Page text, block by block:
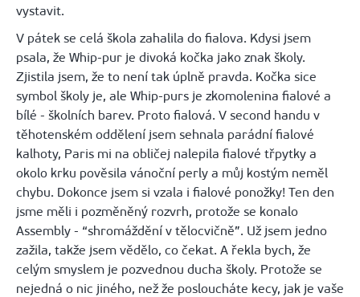
vystavit.
V pátek se celá škola zahalila do fialova. Kdysi jsem
psala, že Whip-pur je divoká kočka jako znak školy.
Zjistila jsem, že to není tak úplně pravda. Kočka sice
symbol školy je, ale Whip-purs je zkomolenina fialové a
bílé - školních barev. Proto fialová. V second handu v
těhotenském oddělení jsem sehnala parádní fialové
kalhoty, Paris mi na obličej nalepila fialové třpytky a
okolo krku pověsila vánoční perly a můj kostým neměl
chybu. Dokonce jsem si vzala i fialové ponožky! Ten den
jsme měli i pozměněný rozvrh, protože se konalo
Assembly - “shromáždění v tělocvičně”. Už jsem jedno
zažila, takže jsem vědělo, co čekat. A řekla bych, že
celým smyslem je pozvednou ducha školy. Protože se
nejedná o nic jiného, než že posloucháte kecy, jak je vaše